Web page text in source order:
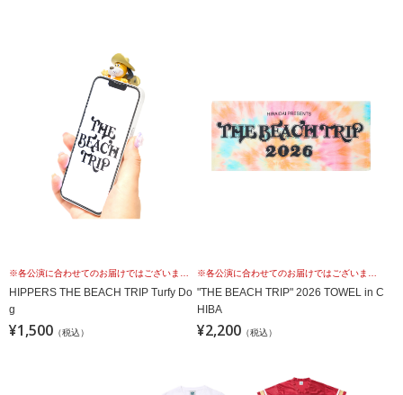
※各公演に合わせてのお届けではございませんこと、予めご理解の上、お買い求めください。
HIPPERS THE BEACH TRIP Turfy Do
g
¥1,500 （税込）
※各公演に合わせてのお届けではございませんこと、予めご理解の上、お買い求めください。
"THE BEACH TRIP" 2026 TOWEL in C
HIBA
¥2,200 （税込）